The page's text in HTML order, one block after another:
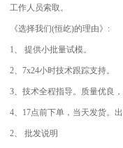
工作人员索取。
《选择我们(恒屹)的理由》 :
1 、提供小批量试模。
2 、7x24小时技术跟踪支持。
3 、技术全程指导。质量优良
4 17点前下单，当天发货。
2 、批发说明